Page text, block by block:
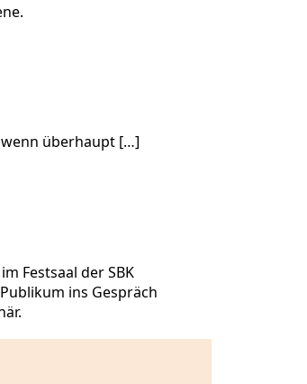
wenn überhaupt […]
Festsaal der SBK
ins Gespräch